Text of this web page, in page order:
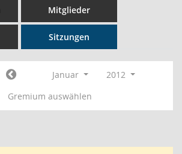
Mitglieder
Sitzungen
Januar
2012
Gremium auswählen